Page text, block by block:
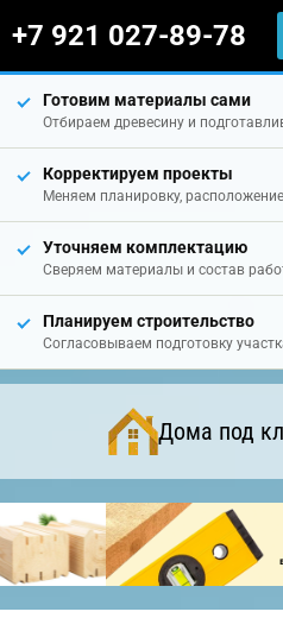
+7 921 027-89-78
Готовим материалы сами
Отбираем древесину и
Корректируем проекты
Меняем планировку,
Уточняем комплектацию
Сверяем материалы и состав
Планируем строительство
Согласовываем подготовку
Дома под